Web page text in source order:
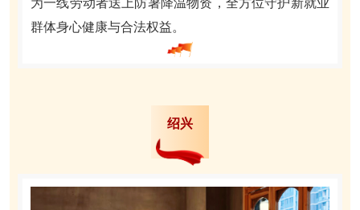
为一线劳动者送上防暑降温物资，全方位守护新就业
群体身心健康与合法权益。
绍兴